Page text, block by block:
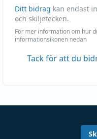
Ditt bidrag kan endast
och skiljetecken.
För mer information om hur
informationsikonen nedan
Tack för att du